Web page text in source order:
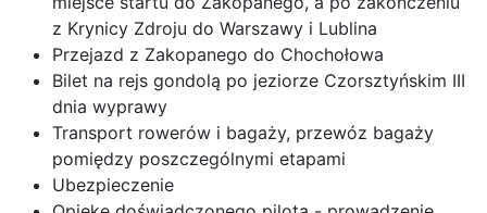
z Krynicy Zdroju do Warszawy i Lublina
Przejazd z Zakopanego do Chochołowa
Bilet na rejs gondolą po jeziorze Czorsztyńskim III
dnia wyprawy
Transport rowerów i bagaży, przewóz bagaży
pomiędzy poszczególnymi etapami
Ubezpieczenie